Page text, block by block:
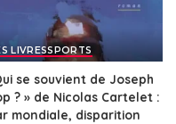
LIVRESSPORTS
se souvient de Joseph
? » de Nicolas Cartelet :
mondiale, disparition